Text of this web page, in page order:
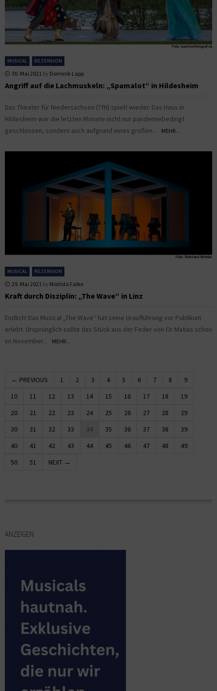
MUSICAL REZENSION
30. Mai 2021 by Dominik Lapp
Angriff auf die Lachmuskeln: „Spamalot“ in Hildesheim
Das Theater für Niedersachsen (TfN) spielt wieder. Das Haus in
Hildesheim war die letzten Monate nicht nur pandemiebedingt
geschlossen, sondern auch aufgrund eines großen...
MEHR...
MUSICAL REZENSION
29. Mai 2021 by Matilda Falke
Kraft durch Disziplin: „The Wave“ in Linz
Endlich! Das Musical „The Wave“ hat seine Uraufführung vor Publikum
erlebt. Ursprünglich sollte das Stück aus der Feder von Or Matias schon
im November...
MEHR...
← PREVIOUS 1 2 3 4 5 6 7 8
9
10
11 12 13 14 15 16 17 18
19
20
21 22 23 24 25 26 27 28
29
30
31 32 33 34 35 36 37 38
39
40
41 42 43 44 45 46 47 48
49
50
51 NEXT →
ANZEIGEN